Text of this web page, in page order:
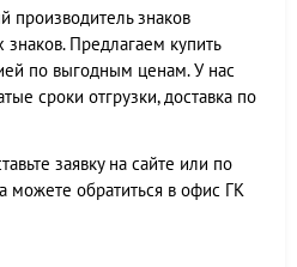
знаков
Предлагаем купить
по выгодным ценам. У нас
сроки отгрузки, доставка по
заявку на сайте или по
можете обратиться в офис ГК